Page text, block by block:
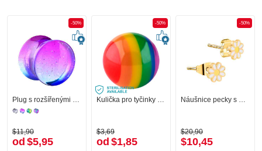
-50%
Plug s rozšířenými konci (akryl)
$11,90
od $5,95
-50%
Kulička pro tyčinky se závitem (akryl) s duhovými barvami
$3,69
od $1,85
-50%
Náušnice pecky s daisy design
$20,90
$10,45